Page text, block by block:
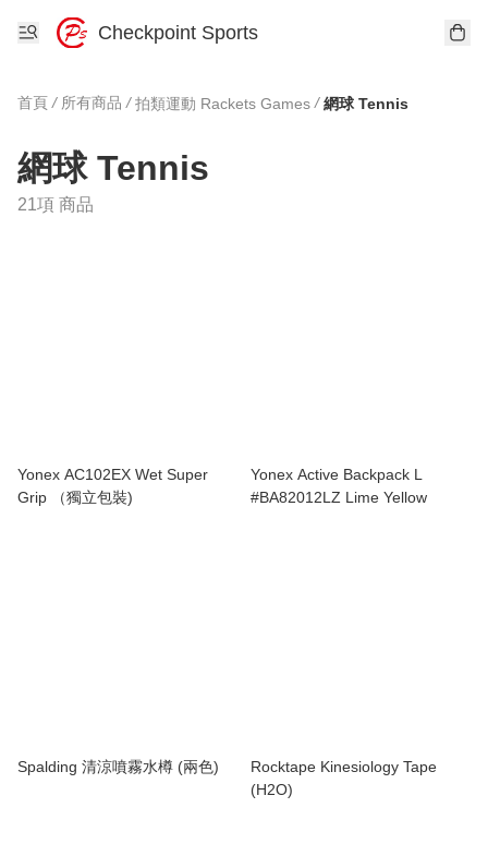
Checkpoint Sports
首頁 / 所有商品 / 拍類運動 Rackets Games / 網球 Tennis
網球 Tennis
21項 商品
Yonex AC102EX Wet Super
Grip （獨立包裝)
Yonex Active Backpack L
#BA82012LZ Lime Yellow
Spalding 清涼噴霧水樽 (兩色)
Rocktape Kinesiology Tape
(H2O)